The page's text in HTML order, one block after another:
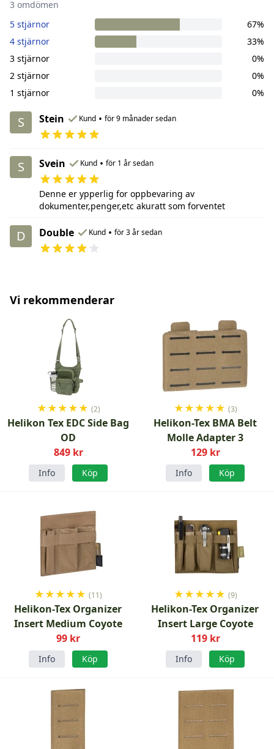
3 omdömen
5 stjärnor
67%
4 stjärnor
33%
3 stjärnor
0%
2 stjärnor
0%
1 stjärnor
0%
S Stein Kund • för 9 månader sedan
S Svein Kund • för 1 år sedan
Denne er ypperlig for oppbevaring av
dokumenter,penger,etc akuratt som forventet
D Double Kund • för 3 år sedan
Vi rekommenderar
★★★★★ (2)
Helikon Tex EDC Side Bag
OD
849 kr
Info Köp
★★★★★ (3)
Helikon-Tex BMA Belt
Molle Adapter 3
129 kr
Info Köp
★★★★★ (11)
Helikon-Tex Organizer
Insert Medium Coyote
99 kr
Info Köp
★★★★★ (9)
Helikon-Tex Organizer
Insert Large Coyote
119 kr
Info Köp